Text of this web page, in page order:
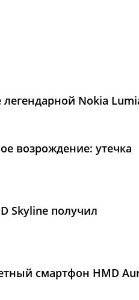
Nokia
возрождение: утечка
Skyline получил
смартфон HMD